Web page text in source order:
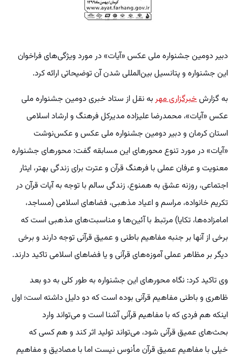
دبیر دومین جشنواره ملی عکس «آیات» در مورد ویژگی‌های فراخوان
این جشنواره و پتانسیل بین‌المللی شدن آن توضیحاتی ارائه کرد.
به گزارشخبرگزاری مهر به نقل از ستاد خبری دومین جشنواره ملی
عکس «آیات»، محمدرضا علیزاده مدیرکل فرهنگ و ارشاد اسلامی
استان کرمان و دبیر دومین جشنواره ملی عکس و عکس‌نوشت
«آیات» در مورد تنوع محورهای این مسابقه گفت: محورهای جشنواره
معنویت و عرفان عملی با فرهنگ قرآن و عترت برای زندگی بهتر، ایثار
اجتماعی، روزنه عشق به همنوع، زندگی سالم با توجه به آیات قرآن در
تکریم خانواده، مراسم و اعیاد مذهبی، فضاهای اسلامی (مساجد،
امامزاده‌ها، تکایا) مرتبط با آئین‌ها و مناسبت‌های مذهبی است که
برخی از آنها بر جنبه مفاهیم باطنی و عمیق قرآنی توجه دارند و برخی
دیگر بر مظاهر عملی آموزه‌های قرآنی و یا فضاهای اسلامی تاکید دارند.
وی تاکید کرد: نگاه محورهای این جشنواره به طور کلی به دو بعد
ظاهری و باطنی مفاهیم قرآنی بوده است که دو دلیل داشته است؛ اول
اینکه هم فردی که با مفاهیم قرآنی آشنا است و می‌تواند وارد
بحث‌های عمیق قرآنی شود، می‌تواند تولید اثر کند و هم کسی که
خیلی با مفاهیم عمیق قرآن مأنوس نیست اما با مصادیق و مفاهیم